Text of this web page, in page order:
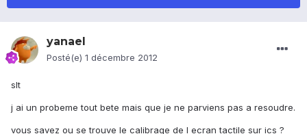
yanael
Posté(e) 1 décembre 2012
slt
j ai un probeme tout bete mais que je ne parviens pas a resoudre.
vous savez ou se trouve le calibrage de l ecran tactile sur ics ?